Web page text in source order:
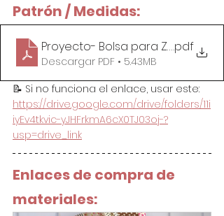
Patrón / Medidas:
Proyecto- Bolsa para Zapatos (2
.pdf
Descargar PDF • 5.43MB
📝 Si no funciona el enlace, usar este:
https://drive.google.com/drive/folders/11i
iyEv4tkvic-yJHFrkmA6cX0TJ03oj-?
usp=drive_link
Enlaces de compra de
materiales: